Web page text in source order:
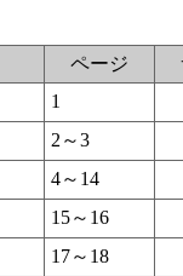
ページ
1
2～3
4～14
15～16
17～18